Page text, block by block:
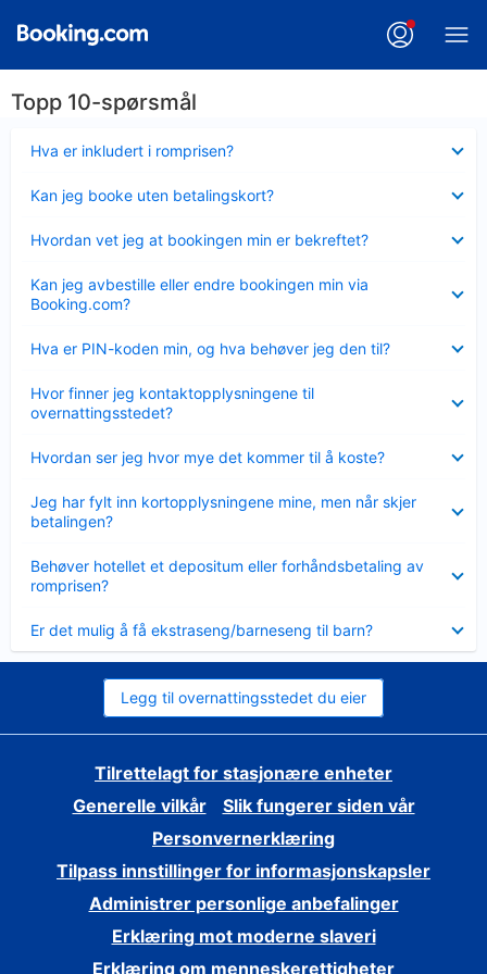
Topp 10-spørsmål
Hva er inkludert i romprisen?
mindre
Kan jeg booke uten betalingskort?
mindre
Hvordan vet jeg at bookingen min er bekreftet?
mindre
Kan jeg avbestille eller endre bookingen min via
Booking.com?
mindre
Hva er PIN-koden min, og hva behøver jeg den til?
mindre
Hvor finner jeg kontaktopplysningene til
overnattingsstedet?
mindre
Hvordan ser jeg hvor mye det kommer til å koste?
mindre
Jeg har fylt inn kortopplysningene mine, men når skjer
betalingen?
mindre
Behøver hotellet et depositum eller forhåndsbetaling av
romprisen?
mindre
Er det mulig å få ekstraseng/barneseng til barn?
mindre
Legg til overnattingsstedet du eier
Tilrettelagt for stasjonære enheter
Generelle vilkår
Slik fungerer siden vår
Personvernerklæring
Tilpass innstillinger for informasjonskapsler
Administrer personlige anbefalinger
Erklæring mot moderne slaveri
Erklæring om menneskerettigheter